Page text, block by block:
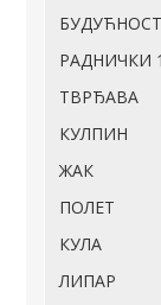
БУДУЋНОСТ
РАДНИЧКИ
ТВРЂАВА
КУЛПИН
ЖАК
ПОЛЕТ
КУЛА
ЛИПАР